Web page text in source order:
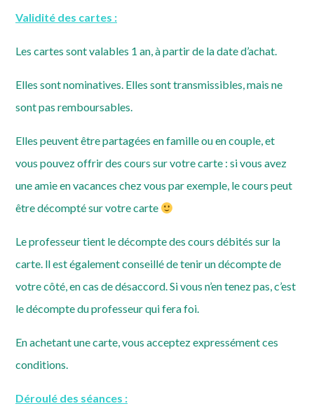
Validité des cartes :
Les cartes sont valables 1 an, à partir de la date d’achat.
Elles sont nominatives. Elles sont transmissibles, mais ne
sont pas remboursables.
Elles peuvent être partagées en famille ou en couple, et
vous pouvez offrir des cours sur votre carte : si vous avez
une amie en vacances chez vous par exemple, le cours peut
être décompté sur votre carte
Le professeur tient le décompte des cours débités sur la
carte. ll est également conseillé de tenir un décompte de
votre côté, en cas de désaccord. Si vous n’en tenez pas, c’est
le décompte du professeur qui fera foi.
En achetant une carte, vous acceptez expressément ces
conditions.
Déroulé des séances :